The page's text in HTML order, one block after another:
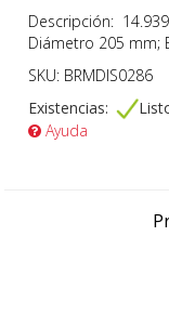
Descripción:
Diámetro 205 mm;
SKU: BRMDIS0286
Existencias:
Ayuda